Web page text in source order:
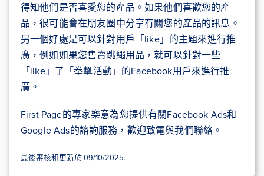
得知他們是否喜愛您的產品。如果他們喜歡您的產
品，很可能會在朋友圈中分享有關您的產品的訊息。
另一個好處是可以針對用戶「like」的主題來進行推
廣，例如如果您售賣跳繩用品，就可以針對一些
「like」了「拳擊活動」的Facebook用戶來進行推
廣。
First Page的專家樂意為您提供有關Facebook Ads和
Google Ads的諮詢服務，歡迎致電與我們聯絡。
最後審核和更新於 09/10/2025.